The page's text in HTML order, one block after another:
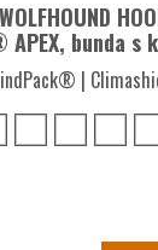
APEX, bunda s
|